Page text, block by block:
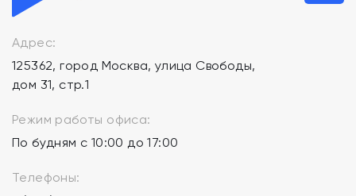
Адрес:
125362, город Москва, улица Свободы,
дом 31, стр.1
Режим работы офиса:
По будням с 10:00 до 17:00
Телефоны: